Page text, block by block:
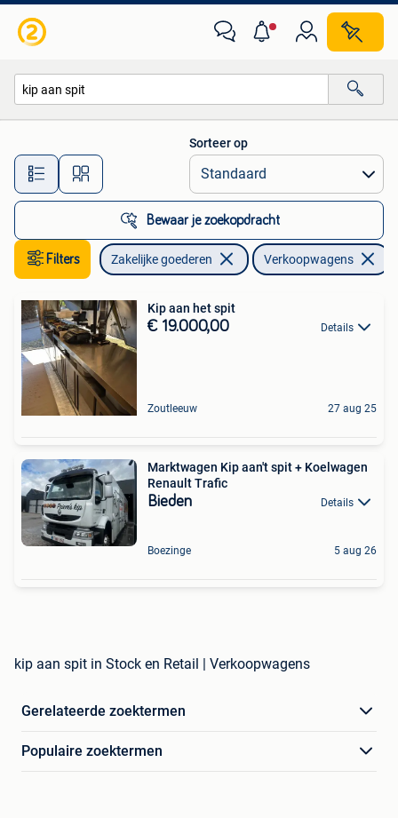
Alle afstanden…
Sorteer op
Bewaar je zoekopdracht
Filters Zakelijke goederen Verkoopwagens
Kip aan het spit
€ 19.000,00 Details
Zoutleeuw 27 aug 25
Marktwagen Kip aan't spit + Koelwagen
Renault Trafic
Bieden Details
Boezinge 5 aug 26
kip aan spit in Stock en Retail | Verkoopwagens
Gerelateerde zoektermen
Populaire zoektermen